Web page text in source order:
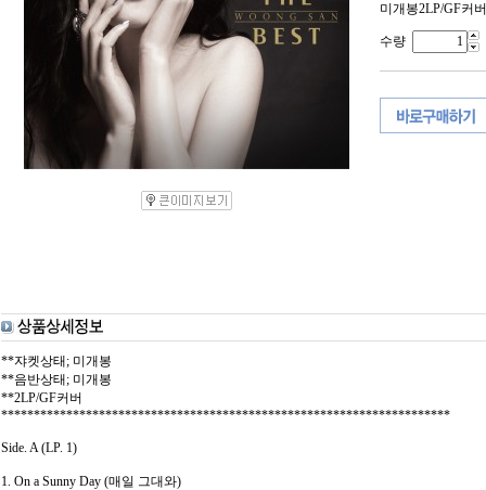
미개봉2LP/GF커버
수량
**쟈켓상태; 미개봉
**음반상태; 미개봉
**2LP/GF커버
*********************************************************************
Side. A (LP. 1)
1. On a Sunny Day (매일 그대와)